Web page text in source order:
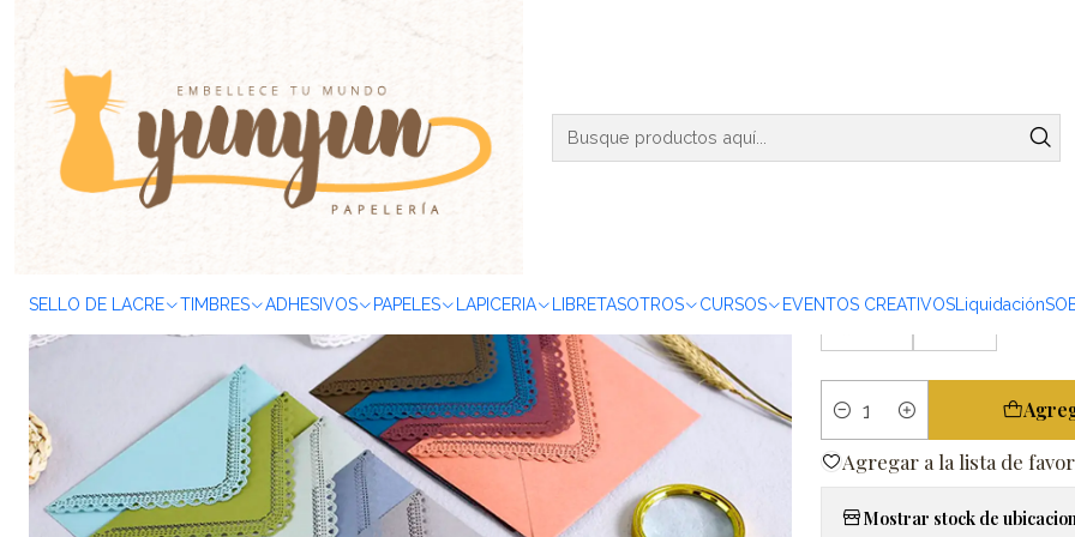
SELLO DE LACRE TIMBRES ADHESIVOS PAPELES LAPICERIA LIBRETASOTROS CURSOS EVENTOS CREATIVOS Liquidación
Set Sobres
Cantidad
Agregar a la lista de
Mostrar stock de